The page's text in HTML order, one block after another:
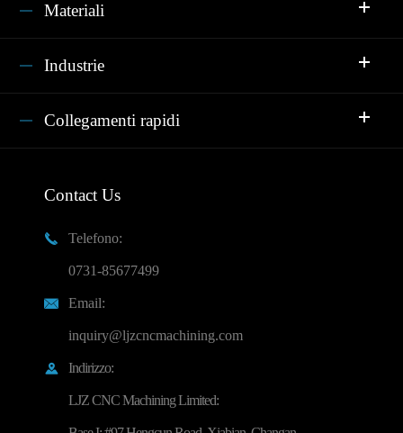
Materiali
Industrie
Collegamenti rapidi
Contact Us

Telefono:
0731-85677499

Email:
inquiry@ljzcncmachining.com

Indirizzo:
LJZ CNC Machining Limited: